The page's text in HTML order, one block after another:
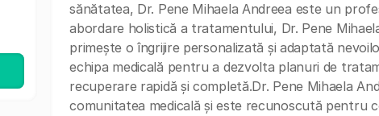
sănătatea, Dr. Pene Mihaela Andreea este un
abordare holistică a tratamentului, Dr. Pene
primește o îngrijire personalizată și adaptată
echipa medicală pentru a dezvolta planuri de
recuperare rapidă și completă.Dr. Pene Mihaela
comunitatea medicală și este recunoscută pentru